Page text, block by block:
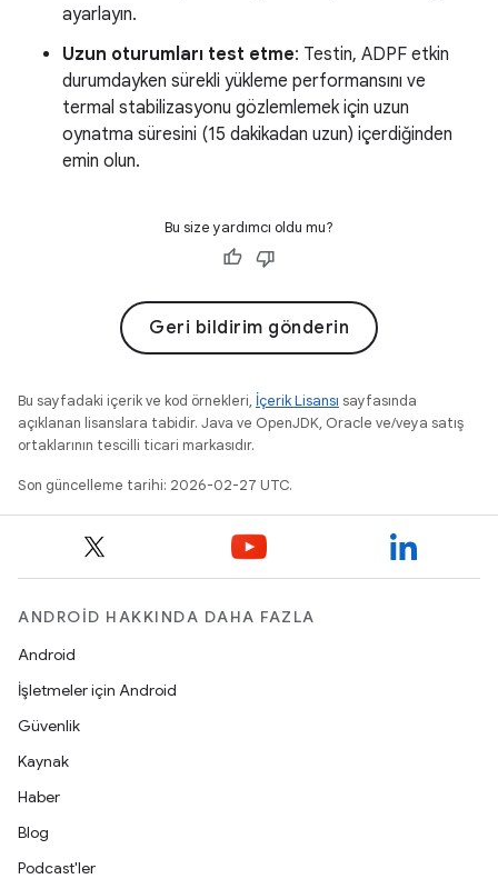
ayarlayın.
Uzun oturumları test etme: Testin, ADPF etkin
durumdayken sürekli yükleme performansını ve
termal stabilizasyonu gözlemlemek için uzun
oynatma süresini (15 dakikadan uzun) içerdiğinden
emin olun.
Bu size yardımcı oldu mu?
Geri bildirim gönderin
Bu sayfadaki içerik ve kod örnekleri, İçerik Lisansı sayfasında
açıklanan lisanslara tabidir. Java ve OpenJDK, Oracle ve/veya satış
ortaklarının tescilli ticari markasıdır.
Son güncelleme tarihi: 2026-02-27 UTC.
ANDROID HAKKINDA DAHA FAZLA
Android
İşletmeler için Android
Güvenlik
Kaynak
Haber
Blog
Podcast'ler